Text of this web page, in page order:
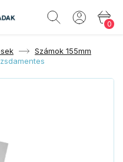
0
Számok 155mm